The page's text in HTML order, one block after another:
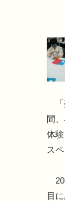
「
間
体
ス
目